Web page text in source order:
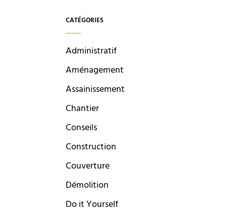
CATÉGORIES
Administratif
Aménagement
Assainissement
Chantier
Conseils
Construction
Couverture
Démolition
Do it Yourself